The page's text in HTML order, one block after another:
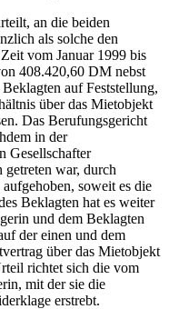
an die beiden
als solche den
vom Januar 1999 bis
408.420,60 DM nebst
auf Feststellung,
über das Mietobjekt
Das Berufungsgericht
in der
Gesellschafter
war, durch
soweit es die
Beklagten hat es weiter
und dem Beklagten
der einen und dem
über das Mietobjekt
richtet sich die vom
mit der sie die
erstrebt.